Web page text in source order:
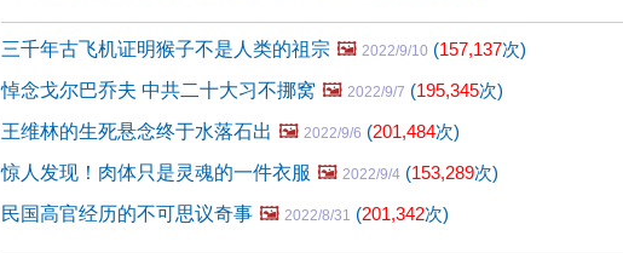
三千年古飞机证明猴子不是人类的祖宗 🖼️ 2022/9/10 (157,137次)
悼念戈尔巴乔夫 中共二十大习不挪窝 🖼️ 2022/9/7 (195,345次)
王维林的生死悬念终于水落石出 🖼️ 2022/9/6 (201,484次)
惊人发现！肉体只是灵魂的一件衣服 🖼️ 2022/9/4 (153,289次)
民国高官经历的不可思议奇事 🖼️ 2022/8/31 (201,342次)